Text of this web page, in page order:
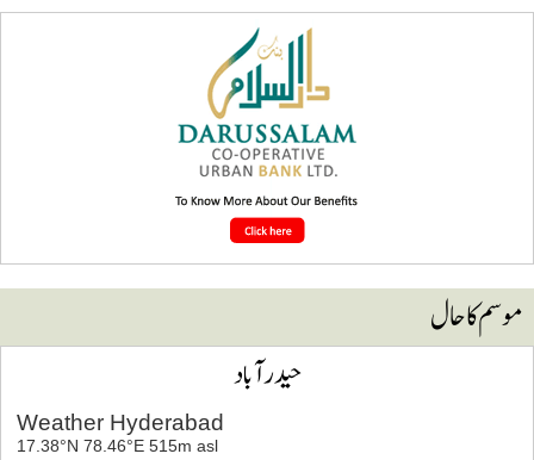
کا حال
حیدرآباد